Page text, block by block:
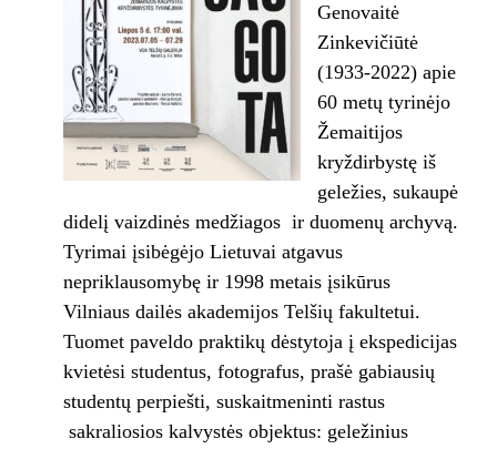
Genovaitė
Zinkevičiūtė
(1933-2022) apie
60 metų tyrinėjo
Žemaitijos
kryždirbystę iš
geležies, sukaupė
didelį vaizdinės medžiagos ir duomenų archyvą.
Tyrimai įsibėgėjo Lietuvai atgavus
nepriklausomybę ir 1998 metais įsikūrus
Vilniaus dailės akademijos Telšių fakultetui.
Tuomet paveldo praktikų dėstytoja į ekspedicijas
kvietėsi studentus, fotografus, prašė gabiausių
studentų perpiešti, suskaitmeninti rastus
sakraliosios kalvystės objektus: geležinius